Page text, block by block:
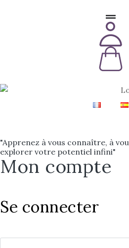
"Apprenez à vous connaître, à
explorer votre potentiel infini"
Mon compte
Se connecter